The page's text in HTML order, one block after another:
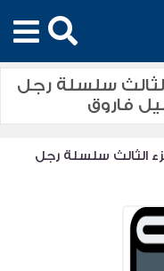
الثالث سلسلة رجل
الثالث سلسلة رجل